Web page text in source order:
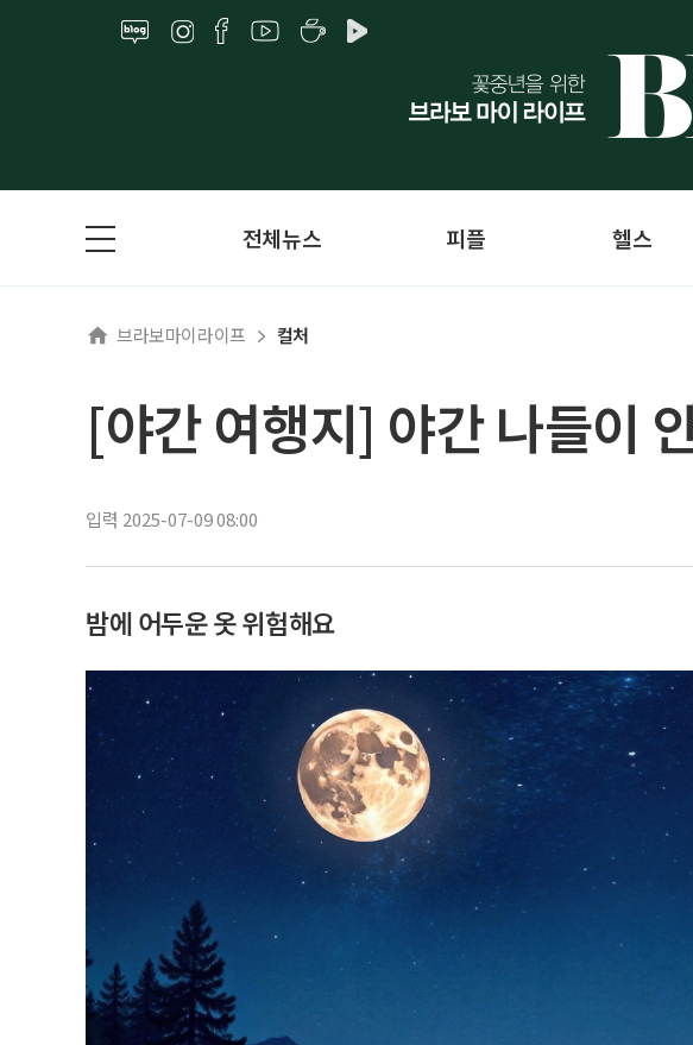
전체뉴스 피플 헬스
브라보마이라이프 컬처
[야간 여행지] 야간 나들이
입력 2025-07-09 08:00
밤에 어두운 옷 위험해요